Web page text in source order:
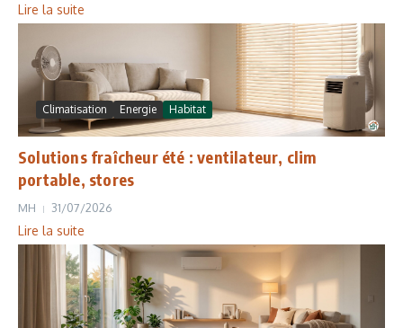
Lire la suite
Climatisation Energie Habitat
Solutions fraîcheur été : ventilateur, clim
portable, stores
MH 31/07/2026
Lire la suite